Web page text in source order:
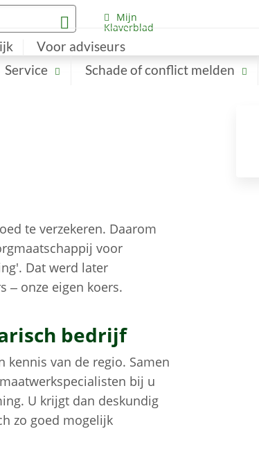
Voor adviseurs
Service Schade of conflict melden
Mijn
Klaverblad
te verzekeren. Daarom
voor
Dat werd later
– onze eigen koers.
bedrijf
kennis van de regio. Samen
bij u
U krijgt dan deskundig
zo goed mogelijk